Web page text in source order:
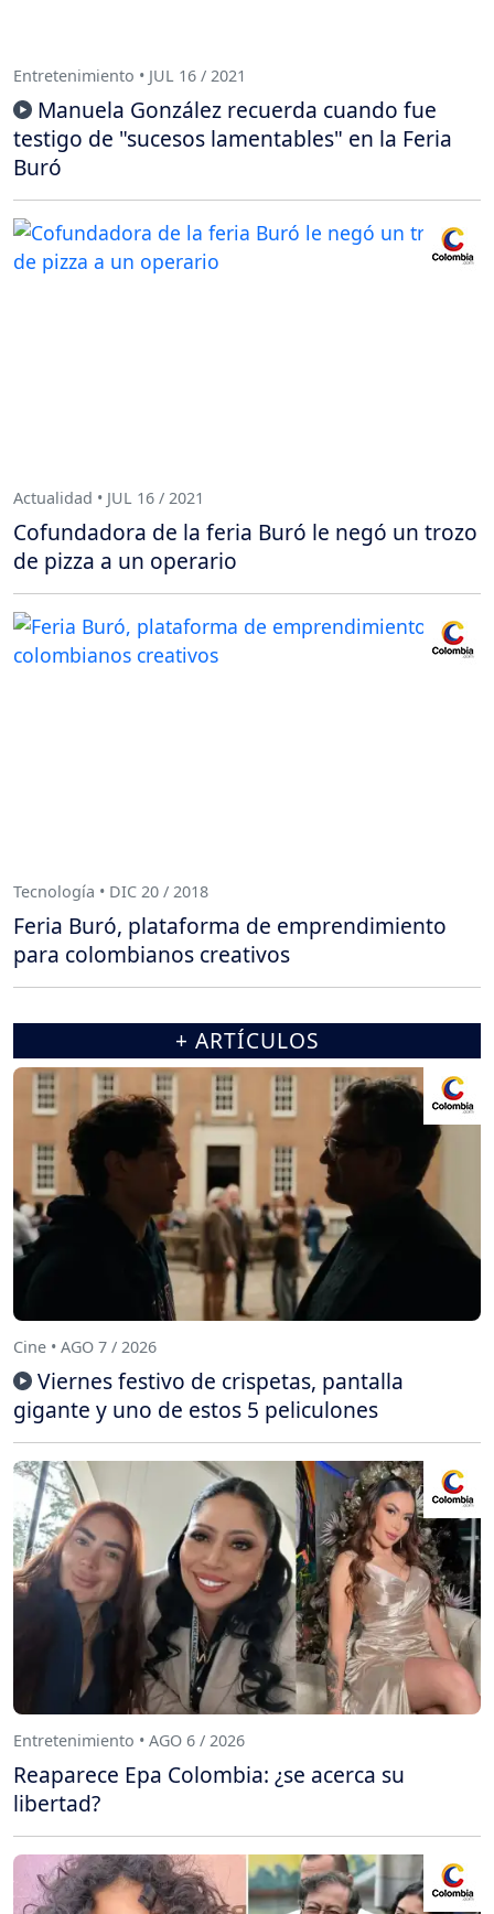
Entretenimiento • JUL 16 / 2021
Manuela González recuerda cuando fue
testigo de "sucesos lamentables" en la Feria
Buró
Actualidad • JUL 16 / 2021
Cofundadora de la feria Buró le negó un trozo
de pizza a un operario
Tecnología • DIC 20 / 2018
Feria Buró, plataforma de emprendimiento
para colombianos creativos
+ ARTÍCULOS
Cine • AGO 7 / 2026
Viernes festivo de crispetas, pantalla
gigante y uno de estos 5 peliculones
Entretenimiento • AGO 6 / 2026
Reaparece Epa Colombia: ¿se acerca su
libertad?